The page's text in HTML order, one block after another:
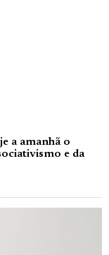
a amanhã o
e da